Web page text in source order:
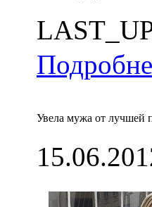
Увела мужа от лучшей